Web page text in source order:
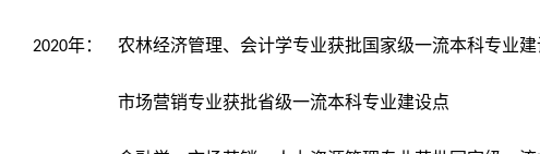
2020年： 农林经济管理、会计学专业获批国家级一流本科专业建
市场营销专业获批省级一流本科专业建设点